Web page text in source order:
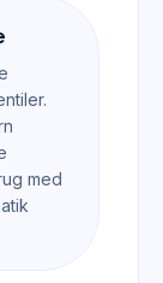
med